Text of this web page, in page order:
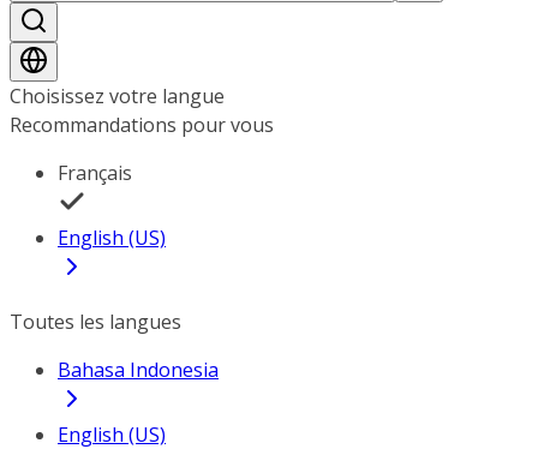
Choisissez votre langue
Recommandations pour vous
Français
English (US)
Toutes les langues
Bahasa Indonesia
English (US)